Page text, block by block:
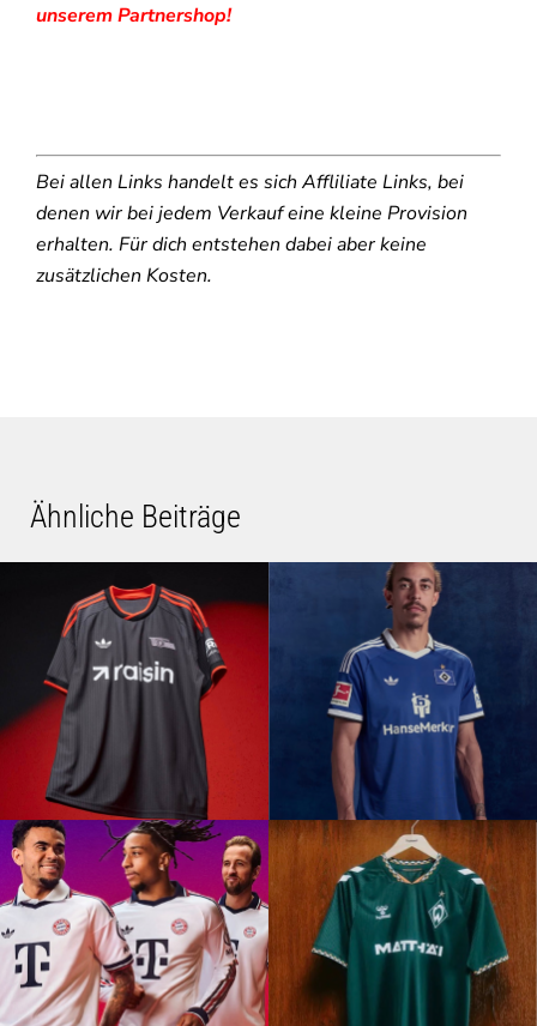
unserem Partnershop!
Bei allen Links handelt es sich Affliliate Links, bei
denen wir bei jedem Verkauf eine kleine Provision
erhalten. Für dich entstehen dabei aber keine
zusätzlichen Kosten.
Ähnliche Beiträge